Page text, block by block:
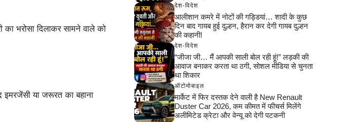
का भरोसा दिलाकर सामने वाले को
या जरूरत का बहाना
देश-विदेश
आलीशान कमरे में नोटों की गड्डियां… शादी के कुछ
दिन बाद गायब हुई दुल्हन, हैरान कर देगी गायब दुल्हन
की कहानी!
देश-विदेश
“जीजा जी… मैं आपकी साली बोल रही हूं!” लड़की की
आवाज बनाकर करता था ठगी, सोशल मीडिया से चुनता
था शिकार
ऑटोमोबाइल
मार्केट में फिर दस्तक देने वाली है New Renault
Duster Car 2026, कम कीमत में फीचर्स मिलेंगे
अलीमिटेड क्रेटा और वेन्यू को देगी पटकनी